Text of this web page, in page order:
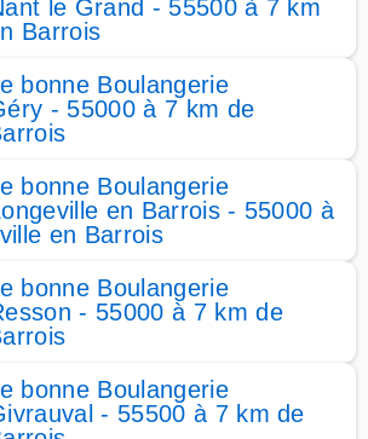
le Grand - 55500 à 7 km
Barrois
bonne Boulangerie
- 55000 à 7 km de
bonne Boulangerie
en Barrois - 55000 à
en Barrois
bonne Boulangerie
- 55000 à 7 km de
bonne Boulangerie
- 55500 à 7 km de